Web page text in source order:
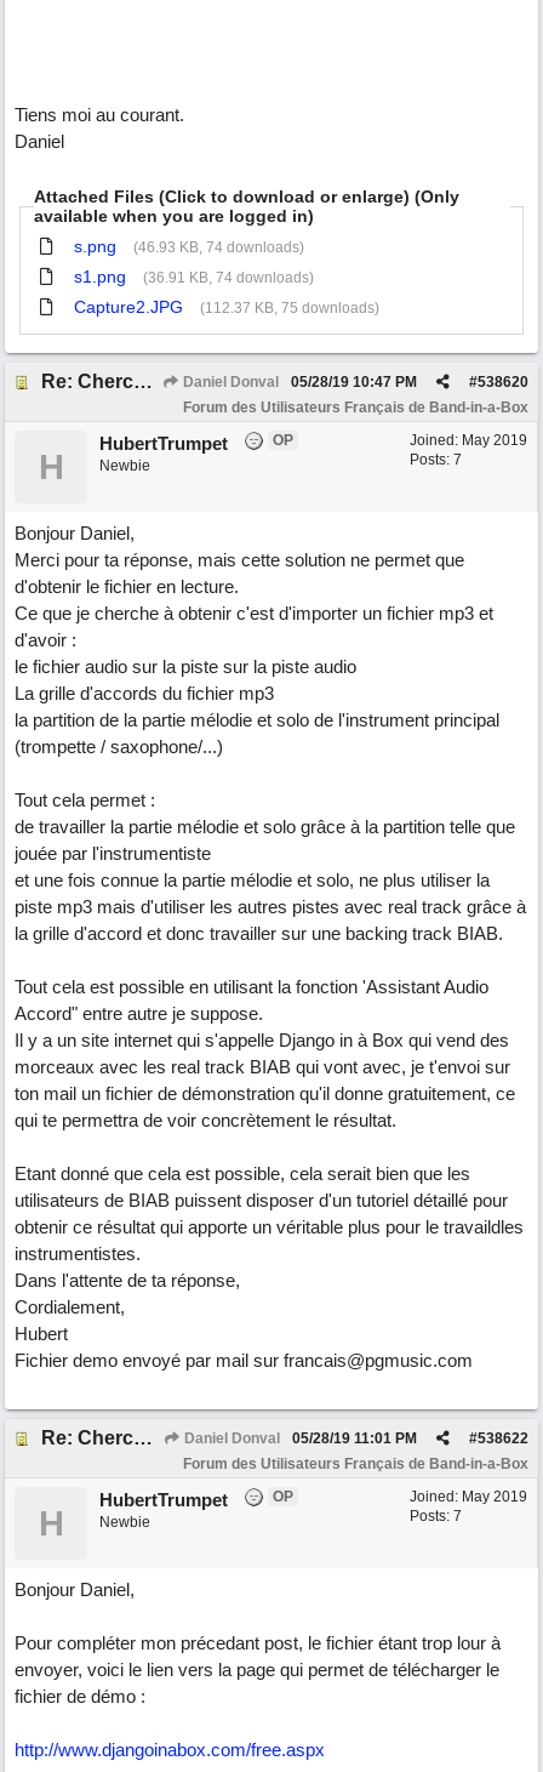
Tiens moi au courant.
Daniel
Attached Files (Click to download or enlarge) (Only
available when you are logged in)
s.png
(46.93 KB, 74 downloads)
s1.png (36.91 KB, 74 downloads)
Capture2.JPG (112.37 KB, 75 downloads)
Re: Cherche Tuto sur Importer audio avec Wizard Daniel Donval #538620
05/28/19 10:47 PM
Forum des Utilisateurs Français de Band-in-a-Box
Joined: May 2019
Posts: 7
H
HubertTrumpet
OP
Newbie
Bonjour Daniel,
Merci pour ta réponse, mais cette solution ne permet que
d'obtenir le fichier en lecture.
Ce que je cherche à obtenir c'est d'importer un fichier mp3 et
d'avoir :
le fichier audio sur la piste sur la piste audio
La grille d'accords du fichier mp3
la partition de la partie mélodie et solo de l'instrument principal
(trompette / saxophone/...)
Tout cela permet :
de travailler la partie mélodie et solo grâce à la partition telle que
jouée par l'instrumentiste
et une fois connue la partie mélodie et solo, ne plus utiliser la
piste mp3 mais d'utiliser les autres pistes avec real track grâce à
la grille d'accord et donc travailler sur une backing track BIAB.
Tout cela est possible en utilisant la fonction 'Assistant Audio
Accord" entre autre je suppose.
Il y a un site internet qui s'appelle Django in à Box qui vend des
morceaux avec les real track BIAB qui vont avec, je t'envoi sur
ton mail un fichier de démonstration qu'il donne gratuitement, ce
qui te permettra de voir concrètement le résultat.
Etant donné que cela est possible, cela serait bien que les
utilisateurs de BIAB puissent disposer d'un tutoriel détaillé pour
obtenir ce résultat qui apporte un véritable plus pour le travaildles
instrumentistes.
Dans l'attente de ta réponse,
Cordialement,
Hubert
Fichier demo envoyé par mail sur francais@pgmusic.com
Re: Cherche Tuto sur Importer audio avec Wizard Daniel Donval #538622
05/28/19 11:01 PM
Forum des Utilisateurs Français de Band-in-a-Box
Joined: May 2019
Posts: 7
H
HubertTrumpet
OP
Newbie
Bonjour Daniel,
Pour compléter mon précedant post, le fichier étant trop lour à
envoyer, voici le lien vers la page qui permet de télécharger le
fichier de démo :
http://www.djangoinabox.com/free.aspx